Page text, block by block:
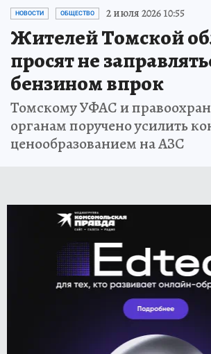
НОВОСТИ ОБЩЕСТВО 2 июля 2026 10:55
Жителей Томской
просят не
бензином впрок
Томскому УФАС и
органам поручено усилить
ценообразованием на АЗС